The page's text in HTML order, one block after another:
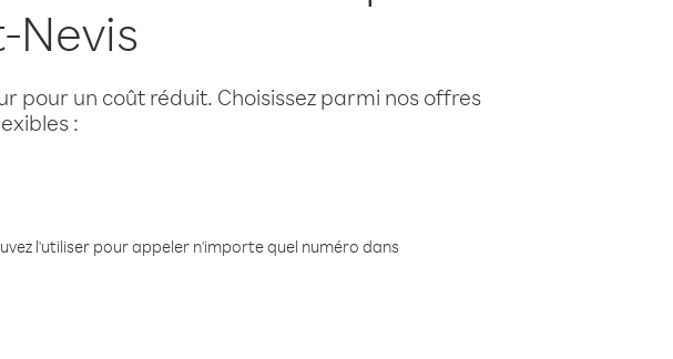
Nevis
pour un coût réduit. Choisissez parmi nos offres
:
l'utiliser pour appeler n'importe quel numéro dans